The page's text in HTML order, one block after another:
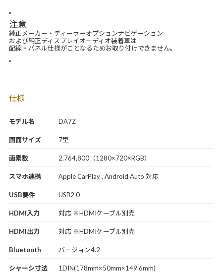
モデル名 DA7Z
"
注意
純正メーカー・ディーラーオプションナビゲーション
および純正ディスプレイオーディオ装着車は
配線・パネル仕様がことなるためお取り付けできません。
"
仕様
画面サイズ 7型
画素数 2,764,800（1280×720×RGB）
スマホ連携 Apple CarPlay , Android Auto 対応
USB要件 USB2.0
HDMI入力 対応 ※HDMIケーブル別売
HDMI出力 対応 ※HDMIケーブル別売
Bluetooth バージョン4.2
シャーシ寸法 1DIN(178mm×50mm×149.6mm)